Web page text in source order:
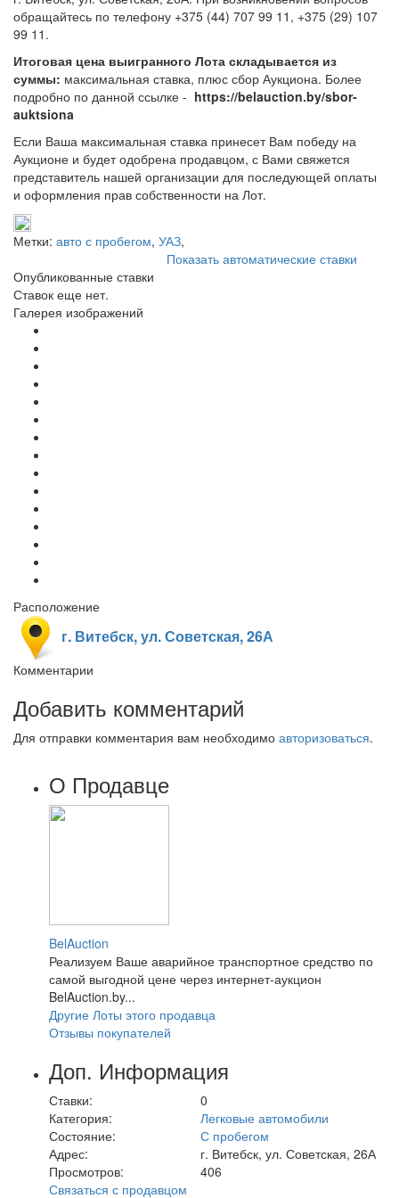
обращайтесь по телефону +375 (44) 707 99 11, +375 (29) 107
99 11.
Итоговая цена выигранного Лота складывается из
суммы: максимальная ставка, плюс сбор Аукциона. Более
подробно по данной ссылке - https://belauction.by/sbor-
auktsiona
Если Ваша максимальная ставка принесет Вам победу на
Аукционе и будет одобрена продавцом, с Вами свяжется
представитель нашей организации для последующей оплаты
и оформления прав собственности на Лот.
Метки: авто с пробегом, УАЗ,
Показать автоматические ставки
Опубликованные ставки
Ставок еще нет.
Галерея изображений
Расположение
г. Витебск, ул. Советская, 26А
Комментарии
Добавить комментарий
Для отправки комментария вам необходимо авторизоваться.
О Продавце
BelAuction
Реализуем Ваше аварийное транспортное средство по
самой выгодной цене через интернет-аукцион
BelAuction.by...
Другие Лоты этого продавца
Отзывы покупателей
Доп. Информация
Ставки:
0
Категория:
Легковые автомобили
Состояние:
С пробегом
Адрес:
г. Витебск, ул. Советская, 26А
Просмотров:
406
Связаться с продавцом